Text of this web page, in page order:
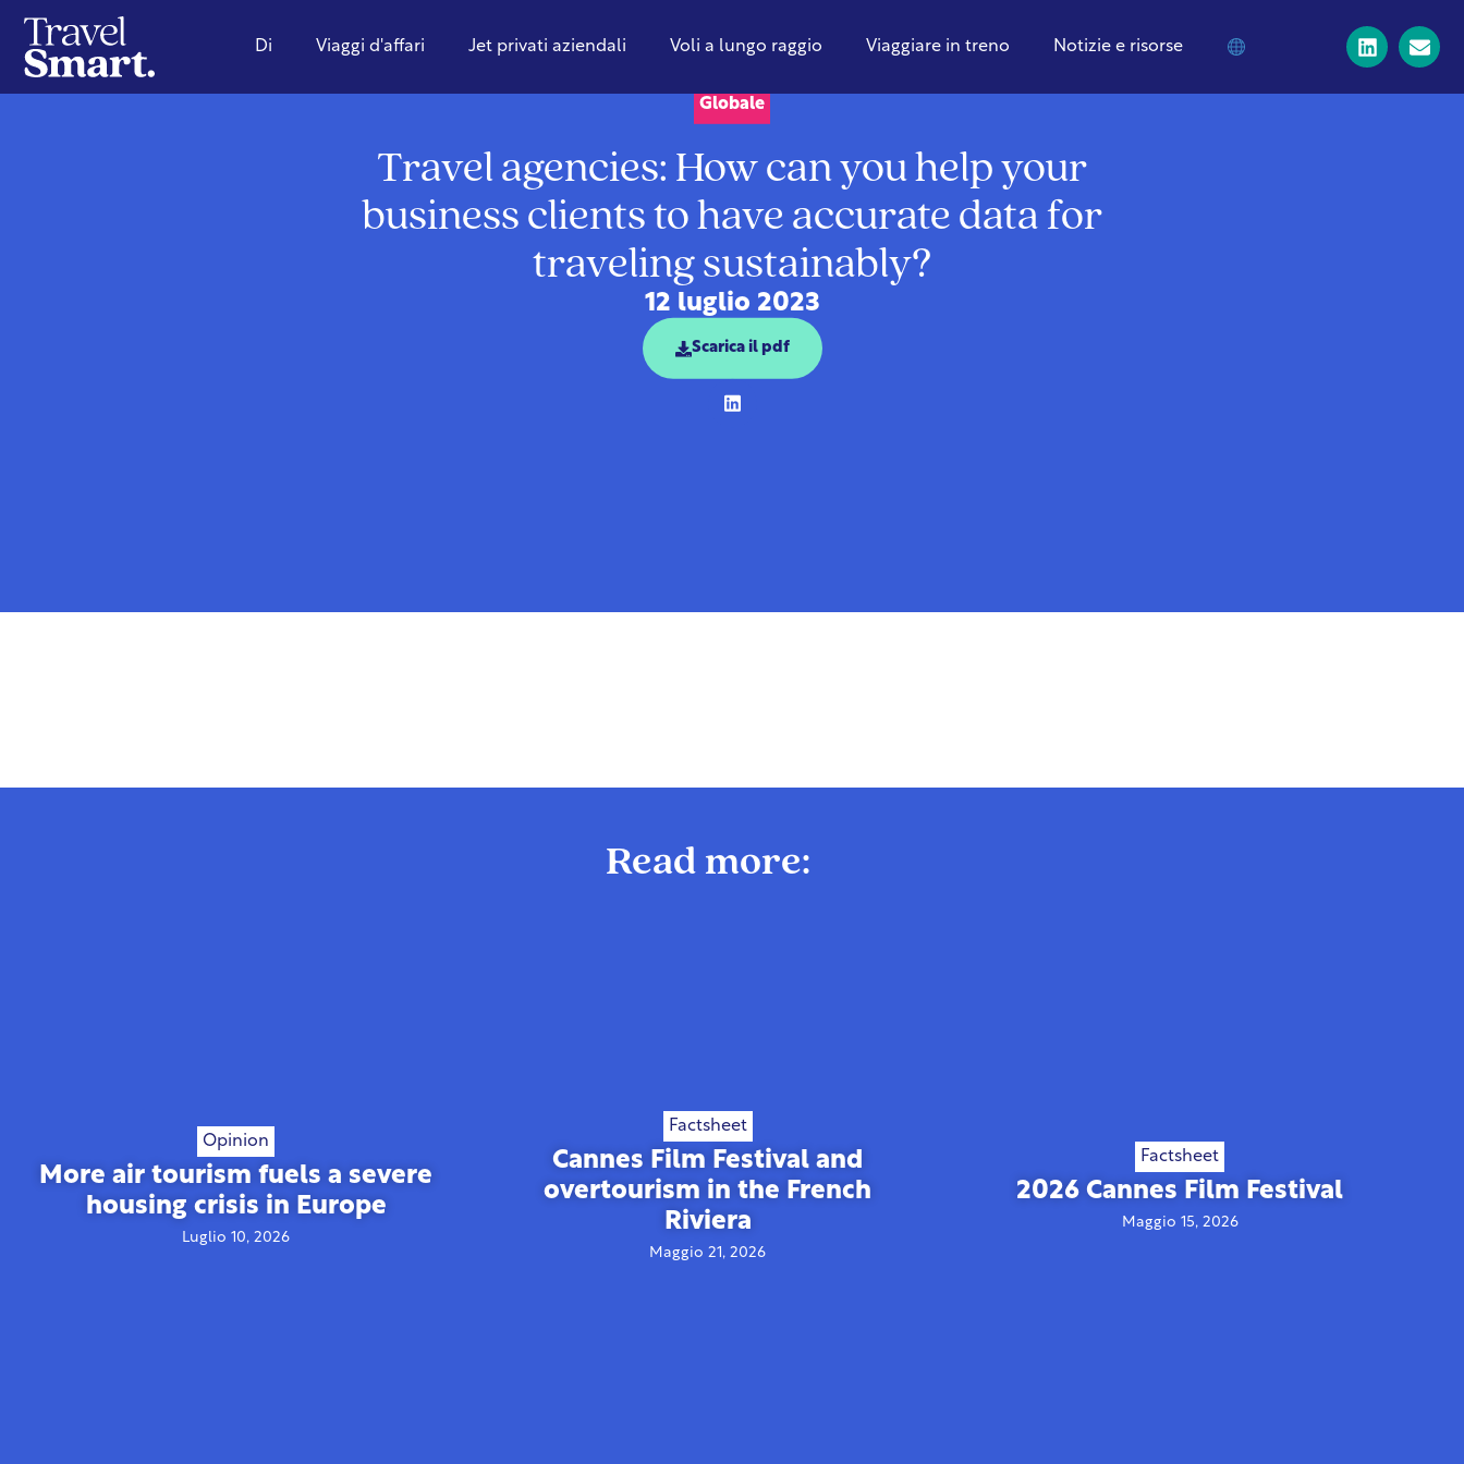
Di Viaggi d'affari Jet privati aziendali Voli a lungo raggio Viaggiare in treno Notizie e risorse
Globale
Travel agencies: How can you help your
business clients to have accurate data for
traveling sustainably?
12 luglio 2023
Scarica il pdf
Read more:
Opinion
More air tourism fuels a severe
housing crisis in Europe
Luglio 10, 2026
Factsheet
Cannes Film Festival and
overtourism in the French
Riviera
Maggio 21, 2026
Factsheet
2026 Cannes Film Festival
Maggio 15, 2026